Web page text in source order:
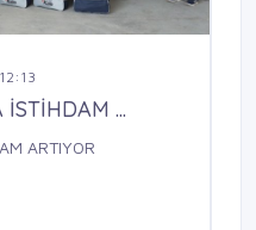
...
ARTIYOR